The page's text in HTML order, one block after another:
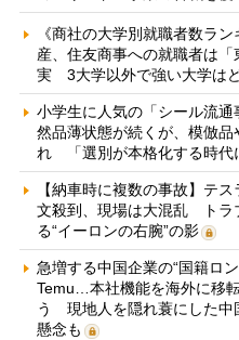
《商社の大学別就職者数ラ
産、住友商事への就職者は
実 3大学以外で強い大学は
小学生に人気の「シール流
然品薄状態が続くが、模倣
れ 「選別が本格化する時代
【納車時に複数の事故】テ
文殺到、現場は大混乱 トラ
る“イーロンの右腕”の影
急増する中国企業の“国籍ロ
Temu…本社機能を海外に移
う 現地人を隠れ蓑にした中
懸念も